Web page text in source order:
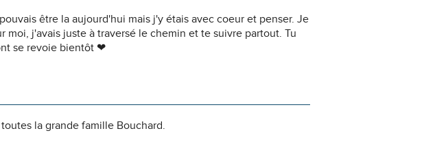
être la aujourd'hui mais j'y étais avec coeur et penser. Je
j'avais juste à traversé le chemin et te suivre partout. Tu
se revoie bientôt ❤
la grande famille Bouchard.